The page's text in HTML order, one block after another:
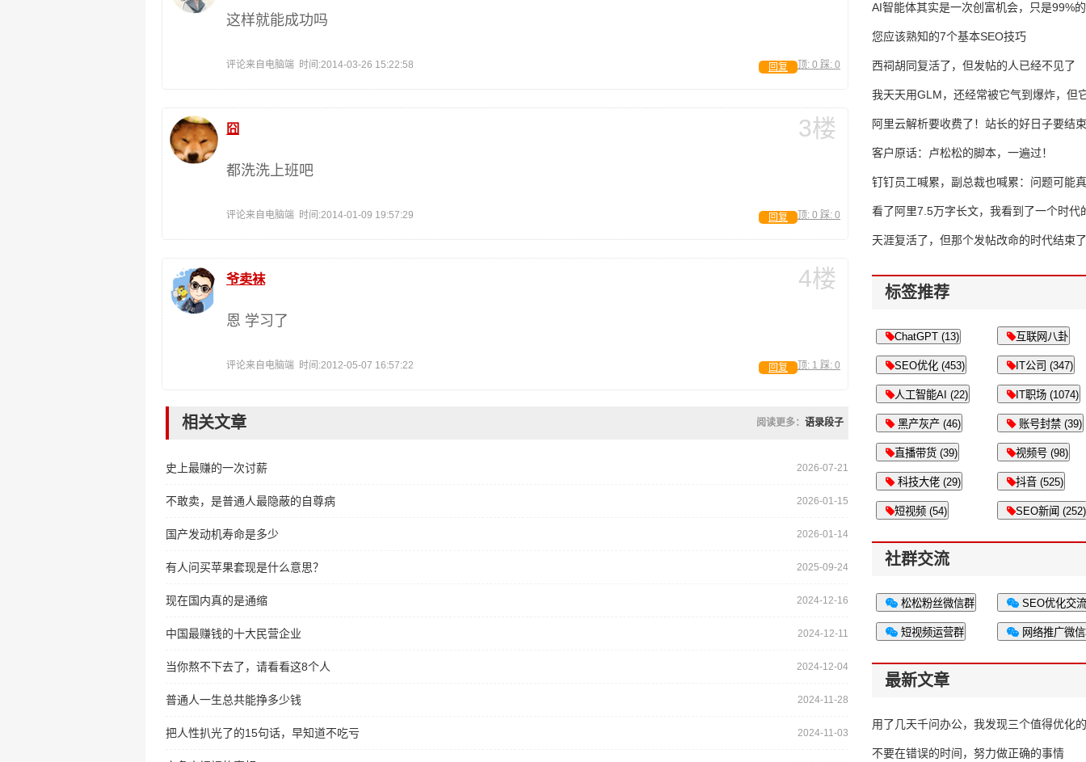
这样就能成功吗
评论来自电脑端 时间:2014-03-26 15:22:58 顶: 0 踩: 0
回复
3楼
囧
都洗洗上班吧
评论来自电脑端 时间:2014-01-09 19:57:29 顶: 0 踩: 0
回复
4楼
爷卖袜
恩 学习了
评论来自电脑端 时间:2012-05-07 16:57:22 顶: 1 踩: 0
回复
相关文章 阅读更多： 语录段子
2026-07-21
史上最赚的一次讨薪
2026-01-15
不敢卖，是普通人最隐蔽的自尊病
2026-01-14
国产发动机寿命是多少
2025-09-24
有人问买苹果套现是什么意思？
2024-12-16
现在国内真的是通缩
2024-12-11
中国最赚钱的十大民营企业
2024-12-04
当你熬不下去了，请看看这8个人
2024-11-28
普通人一生总共能挣多少钱
2024-11-03
把人性扒光了的15句话，早知道不吃亏
AI智能体其实是一次创富机会，只是99%
错过了
您应该熟知的7个基本SEO技巧
西祠胡同复活了，但发帖的人已经不见了
我天天用GLM，还经常被它气到爆炸，但
16万亿
阿里云解析要收费了！站长的好日子要结
客户原话：卢松松的脚本，一遍过！
钉钉员工喊累，副总裁也喊累：问题可能
了
看了阿里7.5万字长文，我看到了一个时代
天涯复活了，但那个发帖改命的时代结束了
标签推荐
ChatGPT (13) 互联网八卦
SEO优化 (453) IT公司 (347)
人工智能AI (22) IT职场 (1074)
黑产灰产 (46) 账号封禁 (39)
直播带货 (39) 视频号 (98)
科技大佬 (29) 抖音 (525)
短视频 (54) SEO新闻 (252)
社群交流
松松粉丝微信群 SEO优化交
短视频运营群 网络推广微
最新文章
用了几天千问办公，我发现三个值得优化
不要在错误的时间，努力做正确的事情